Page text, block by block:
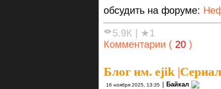
обсудить на форуме:
5.9К
★1
Комментарии ( 20 )
Блог им. ejik |
16 ноября 2025, 13:35 | Байкал